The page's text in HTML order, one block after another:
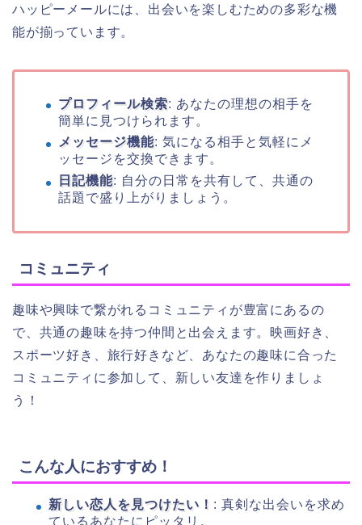
ハッピーメールには、出会いを楽しむための多彩な機
能が揃っています。
プロフィール検索: あなたの理想の相手を
簡単に見つけられます。
メッセージ機能: 気になる相手と気軽にメ
ッセージを交換できます。
日記機能: 自分の日常を共有して、共通の
話題で盛り上がりましょう。
コミュニティ
趣味や興味で繋がれるコミュニティが豊富にあるの
で、共通の趣味を持つ仲間と出会えます。映画好き、
スポーツ好き、旅行好きなど、あなたの趣味に合った
コミュニティに参加して、新しい友達を作りましょ
う！
こんな人におすすめ！
新しい恋人を見つけたい！ : 真剣な出会いを求め
ているあなたにピッタリ。